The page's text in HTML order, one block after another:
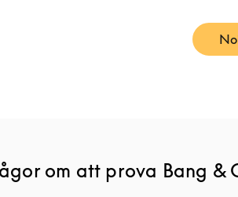
om att prova Bang &